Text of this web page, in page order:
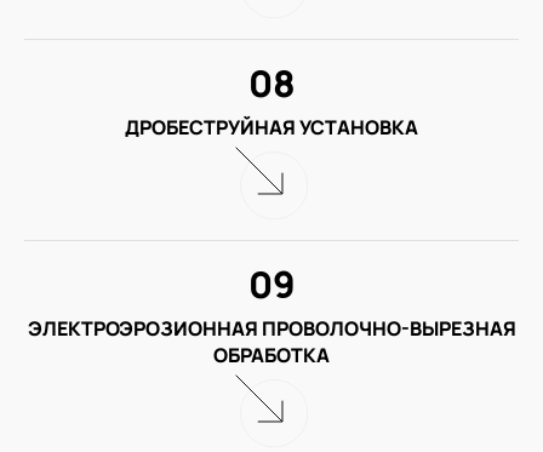
ДРОБЕСТРУЙНАЯ УСТАНОВКА
08
ЭЛЕКТРОЭРОЗИОННАЯ ПРОВОЛОЧНО-ВЫРЕЗНАЯ
ОБРАБОТКА
09